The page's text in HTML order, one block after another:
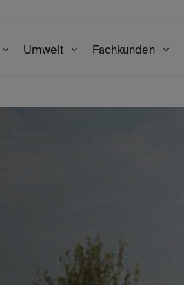
Umwelt Fachkunden